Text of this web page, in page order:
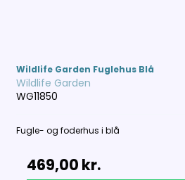
Wildlife Garden Fuglehus Blå
Wildlife Garden
WG11850
Fugle- og foderhus i blå
469,00 kr.